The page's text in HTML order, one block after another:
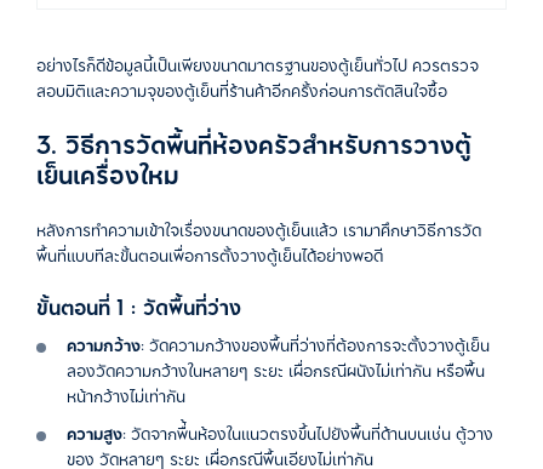
อย่างไรก็ดีข้อมูลนี้เป็นเพียงขนาดมาตรฐานของตู้เย็นทั่วไป ควรตรวจ
สอบมิติและความจุของตู้เย็นที่ร้านค้าอีกครั้งก่อนการตัดสินใจซื้อ
3. วิธีการวัดพื้นที่ห้องครัวสำหรับการวางตู้
เย็นเครื่องใหม
หลังการทำความเข้าใจเรื่องขนาดของตู้เย็นแล้ว เรามาศึกษาวิธีการวัด
พื้นที่แบบทีละขั้นตอนเพื่อการตั้งวางตู้เย็นได้อย่างพอดี
ขั้นตอนที่ 1 : วัดพื้นที่ว่าง
ความกว้าง: วัดความกว้างของพื้นที่ว่างที่ต้องการจะตั้งวางตู้เย็น
ลองวัดความกว้างในหลายๆ ระยะ เผื่อกรณีผนังไม่เท่ากัน หรือพื้น
หน้ากว้างไม่เท่ากัน
ความสูง: วัดจากพื่้นห้องในแนวตรงขึ้นไปยังพื้นที่ด้านบนเช่น ตู้วาง
ของ วัดหลายๆ ระยะ เผื่อกรณีพื้นเอียงไม่เท่ากัน